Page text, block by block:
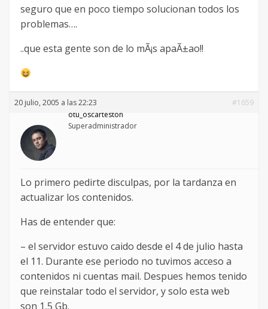
seguro que en poco tiempo solucionan todos los
problemas….
..que esta gente son de lo mÃ¡s apaÃ±ao!!
20 julio, 2005 a las 22:23
#1659
otu_oscarteston
Superadministrador
Lo primero pedirte disculpas, por la tardanza en
actualizar los contenidos.
Has de entender que:
– el servidor estuvo caido desde el 4 de julio hasta
el 11. Durante ese periodo no tuvimos acceso a
contenidos ni cuentas mail. Despues hemos tenido
que reinstalar todo el servidor, y solo esta web
son 1,5 Gb.